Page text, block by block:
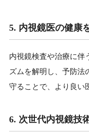
5. 内視鏡医の健康
内視鏡検査や治療に伴
ズムを解明し、予防法
守ることで、より良い
6. 次世代内視鏡技